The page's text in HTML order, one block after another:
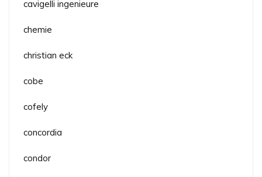
cavigelli ingenieure
chemie
christian eck
cobe
cofely
concordia
condor